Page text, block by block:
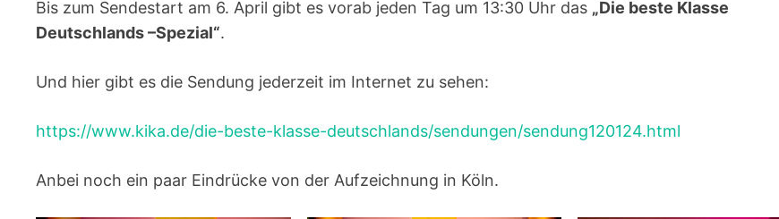
Bis zum Sendestart am 6. April gibt es vorab jeden Tag um 13:30 Uhr das „Die beste Klasse
Deutschlands –Spezial“.
Und hier gibt es die Sendung jederzeit im Internet zu sehen:
https://www.kika.de/die-beste-klasse-deutschlands/sendungen/sendung120124.html
Anbei noch ein paar Eindrücke von der Aufzeichnung in Köln.